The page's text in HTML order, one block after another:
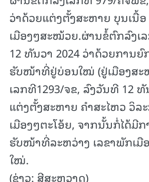
ວ່າດ້ວຍແຕ່ງຕັ້ງສະຫາຍ ບຸນເນື້ອ
ເມືອງໆສະໝ້ວຍ.ຜ່ານຂໍ້ຕົກລົງເ
12 ທັນວາ 2024 ວ່າດ້ວຍການຍົ
ຮັບໜ້າທີ່ຢູ່ບ່ອນໃໝ່ (ຢູ່ເມືອງສ
ເລກທີ1293/ຈຂ, ລົງວັນທີ 12 ທັ
ແຕ່ງຕັ້ງສະຫາຍ ຄໍາສະໄຫວ ວິລ
ເມືອງໆຕະໂອ້ຍ, ຈາກນັ້ນກໍ່ໄດ້ມີ
ຮັບໜ້າທີ່ລະຫວ່າງ ເລຂາພັກເມືອ
ໃໝ່.
(ຂ່າວ: ສີສະຫວາດ)